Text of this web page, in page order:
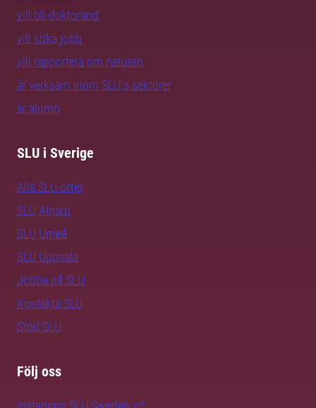
vill bli doktorand
vill söka jobb
vill rapportera om naturen
är verksam inom SLU:s sektorer
är alumn
SLU i Sverige
Alla SLU-orter
SLU Alnarp
SLU Umeå
SLU Uppsala
Jobba på SLU
Kontakta SLU
Stöd SLU
Följ oss